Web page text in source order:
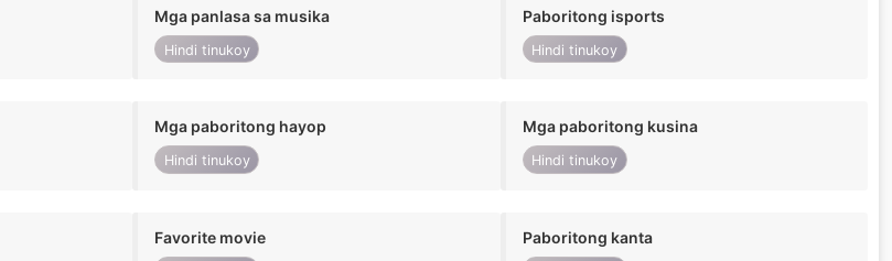
Mga panlasa sa musika
Hindi tinukoy
Paboritong isports
Hindi tinukoy
Mga paboritong hayop
Hindi tinukoy
Mga paboritong kusina
Hindi tinukoy
Favorite movie Paboritong kanta